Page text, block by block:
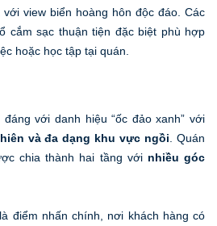
view biển hoàng hôn độc đáo. Các
cắm sạc thuận tiện đặc biệt phù hợp
hoặc học tập tại quán.
với danh hiệu “ốc đảo xanh” với
và đa dạng khu vực ngồi . Quán
chia thành hai tầng vớinhiều góc
điểm nhấn chính, nơi khách hàng có